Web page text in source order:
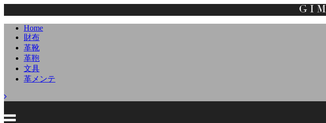
Home
財布
革靴
革鞄
文具
革メンテ